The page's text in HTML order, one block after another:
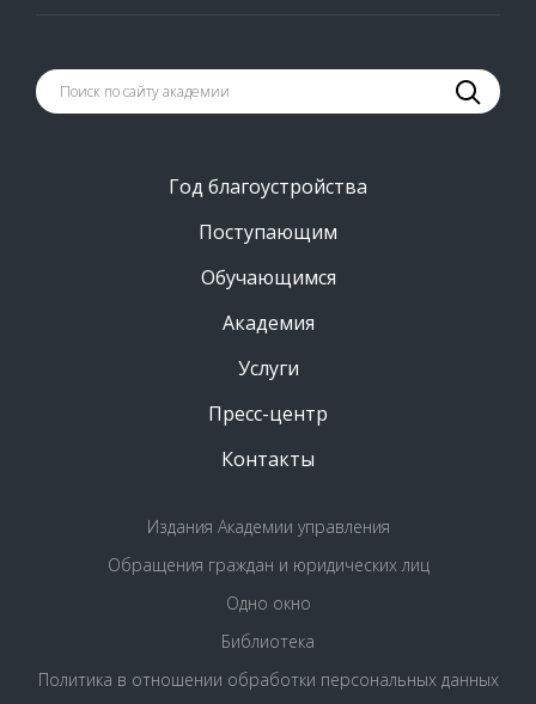
Год благоустройства
Поступающим
Обучающимся
Академия
Услуги
Пресс-центр
Контакты
Издания Академии управления
Обращения граждан и юридических лиц
Одно окно
Библиотека
Политика в отношении обработки персональных данных